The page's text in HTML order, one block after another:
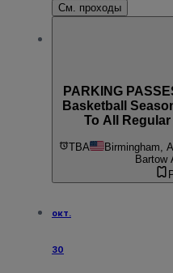
См. проходы
PARKING
Basketball
To All
TBA Birmingham,
Bartow
окт.
30